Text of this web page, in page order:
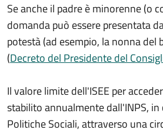
Se anche il padre è minorenne (o
domanda può essere presentata
potestà (ad esempio, la nonna del
(Decreto del Presidente del
Il valore limite dell'ISEE per
stabilito annualmente dall'INPS,
Politiche Sociali, attraverso una